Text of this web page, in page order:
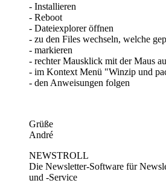
- Installieren
- Reboot
- Dateiexplorer öffnen
- zu den Files wechseln, welche
- markieren
- rechter Mausklick mit der Maus
- im Kontext Menü "Winzip und
- den Anweisungen folgen
Grüße
André
NEWSTROLL
Die Newsletter-Software für
und -Service